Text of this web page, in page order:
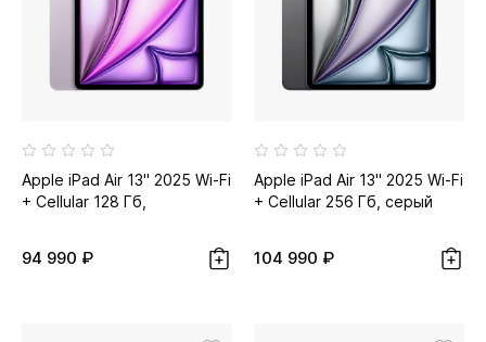
Apple iPad Air 13" 2025 Wi-Fi
+ Cellular 128 Гб,
94 990 ₽
Apple iPad Air 13" 2025 Wi-Fi
+ Cellular 256 Гб, серый
104 990 ₽